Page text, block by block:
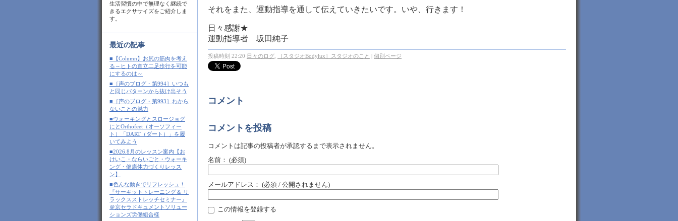
生活習慣の中で無理なく継続で
きるエクササイズをご紹介しま
す。
最近の記事
■【Column】お尻の筋肉を考え
る～ヒトの直立二足歩行を可能
にするのは～
■［声のブログ・第994］いつも
と同じパターンから抜け出そう
■［声のブログ・第993］わから
ないことの魅力
■ウォーキングとスロージョグ
にとOrthofeet（オーソフィー
ト）「DART（ダート）」を履
いてみよう
■2026.8月のレッスン案内【お
けいこ・ならいごと・ウォーキ
ング・健康体力づくりレッス
ン】
■色んな動きでリフレッシュ！
『サーキットトレーニング＆ リ
ラックスストレッチセミナー』
＠京セラドキュメントソリュー
ションズ労働組合様
それをまた、運動指導を通して伝えていきたいです。いや、行きます！
日々感謝★
運動指導者 坂田純子
投稿時刻 22:20 日々のログ ［スタジオBodylux］スタジオのこと | 個別ページ
コメント
コメントを投稿
コメントは記事の投稿者が承認するまで表示されません。
名前： (必須)
メールアドレス： (必須 / 公開されません)
この情報を登録する